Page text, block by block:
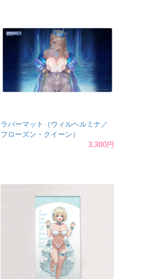
ラバーマット（ウィルヘルミナ／
フローズン・クイーン）
3,300円